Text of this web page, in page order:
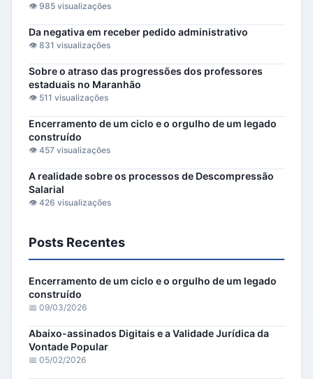
👁️ 985 visualizações
Da negativa em receber pedido administrativo
👁️ 831 visualizações
Sobre o atraso das progressões dos professores
estaduais no Maranhão
👁️ 511 visualizações
Encerramento de um ciclo e o orgulho de um legado
construído
👁️ 457 visualizações
A realidade sobre os processos de Descompressão
Salarial
👁️ 426 visualizações
Posts Recentes
Encerramento de um ciclo e o orgulho de um legado
construído
📅 09/03/2026
Abaixo-assinados Digitais e a Validade Jurídica da
Vontade Popular
📅 05/02/2026